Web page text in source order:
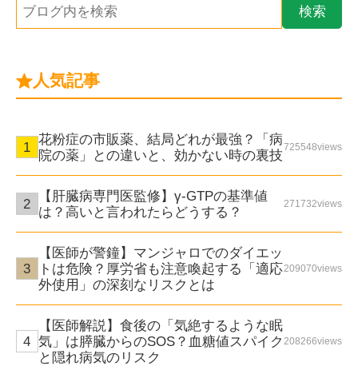
人気記事
花粉症の市販薬、結局どれが最強？「病
院の薬」との違いと、効かない時の裏技725548views
【肝臓病専門医監修】γ-GTPの基準値
は？高いと言われたらどうする？
271732views
【医師が警鐘】マンジャロでのダイエッ
トは危険？厚労省も注意喚起する「適応
外使用」の深刻なリスクとは
209070views
【医師解説】食後の「気絶するような眠
気」は膵臓からのSOS？血糖値スパイク
と隠れ病気のリスク
208266views